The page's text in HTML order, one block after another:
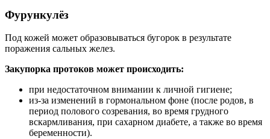
Фурункулёз
Под кожей может образовываться бугорок в результате
поражения сальных желез.
Закупорка протоков может происходить:
при недостаточном внимании к личной гигиене;
из-за изменений в гормональном фоне (после родов, в
период полового созревания, во время грудного
вскармливания, при сахарном диабете, а также во время
беременности).